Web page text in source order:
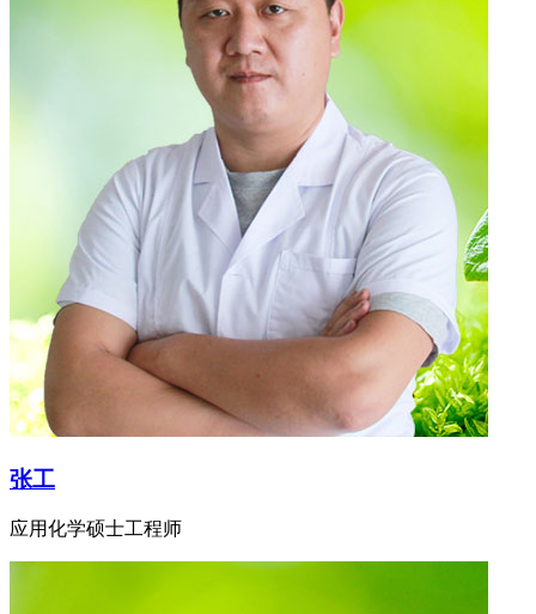
张工
应用化学硕士工程师